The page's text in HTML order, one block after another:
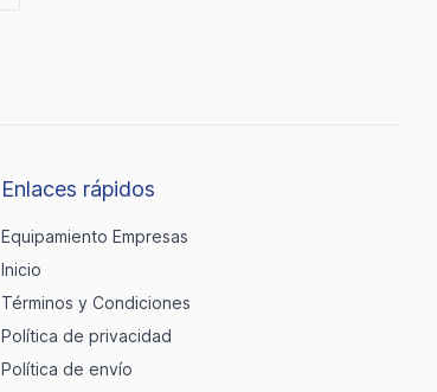
Enlaces rápidos
Equipamiento Empresas
Inicio
Términos y Condiciones
Política de privacidad
Política de envío